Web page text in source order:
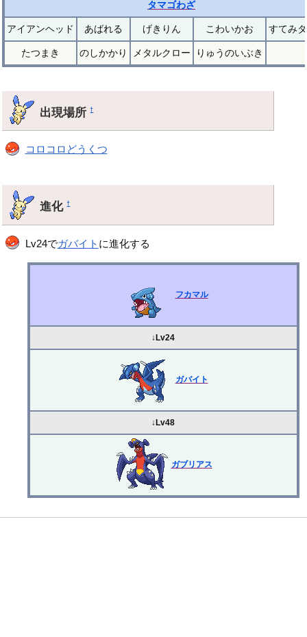
タマゴわざ
アイアンヘッド あばれる げきりん こわいかお すてみ
たつまき のしかかり メタルクロー りゅうのいぶき
出現場所†
コロコロどうくつ
進化†
Lv24でガバイト に進化する
フカマル
↓Lv24
ガバイト
↓Lv48
ガブリアス